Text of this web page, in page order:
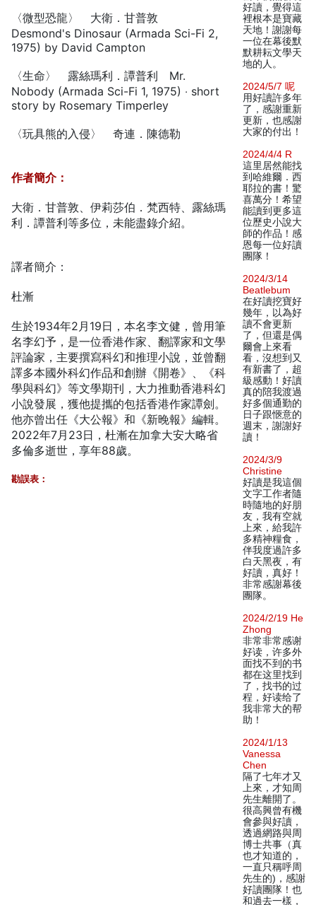
〈微型恐龍〉 大衛．甘普敦
Desmond's Dinosaur (Armada Sci-Fi 2,
1975) by David Campton
〈生命〉 露絲瑪利．譚普利 Mr.
Nobody (Armada Sci-Fi 1, 1975) ‧ short
story by Rosemary Timperley
〈玩具熊的入侵〉 奇連．陳德勒
作者簡介：
大衛．甘普敦、伊莉莎伯．梵西特、露絲瑪
利．譚普利等多位，未能盡錄介紹。
譯者簡介：
杜漸
生於1934年2月19日，本名李文健，曾用筆
名李幻予，是一位香港作家、翻譯家和文學
評論家，主要撰寫科幻和推理小說，並曾翻
譯多本國外科幻作品和創辦《開卷》、《科
學與科幻》等文學期刊，大力推動香港科幻
小說發展，獲他提攜的包括香港作家譚劍。
他亦曾出任《大公報》和《新晚報》編輯。
2022年7月23日，杜漸在加拿大安大略省
多倫多逝世，享年88歲。
勘誤表：
好讀，覺得這
裡根本是寶藏
天地！謝謝每
一位在幕後默
默耕耘文學天
地的人。
2024/5/7 呢
用好讀許多年
了，感謝重新
更新，也感謝
大家的付出！
2024/4/4 R
這里居然能找
到哈維爾．西
耶拉的書！驚
喜萬分！希望
能讀到更多這
位歷史小說大
師的作品！感
恩每一位好讀
團隊！
2024/3/14
Beatlebum
在好讀挖寶好
幾年，以為好
讀不會更新
了，但還是偶
爾會上來看
看，沒想到又
有新書了，超
級感動！好讀
真的陪我渡過
好多個通勤的
日子跟愜意的
週末，謝謝好
讀！
2024/3/9
Christine
好讀是我這個
文字工作者隨
時隨地的好朋
友，我有空就
上來，給我許
多精神糧食，
伴我度過許多
白天黑夜，有
好讀，真好！
非常感謝幕後
團隊。
2024/2/19 He
Zhong
非常非常感谢
好读，许多外
面找不到的书
都在这里找到
了，找书的过
程，好读给了
我非常大的帮
助！
2024/1/13
Vanessa
Chen
隔了七年才又
上來，才知周
先生離開了。
很高興曾有機
會參與好讀，
透過網路與周
博士共事（真
也才知道的，
一直只稱呼周
先生的)，感謝
好讀團隊！也
和過去一樣，